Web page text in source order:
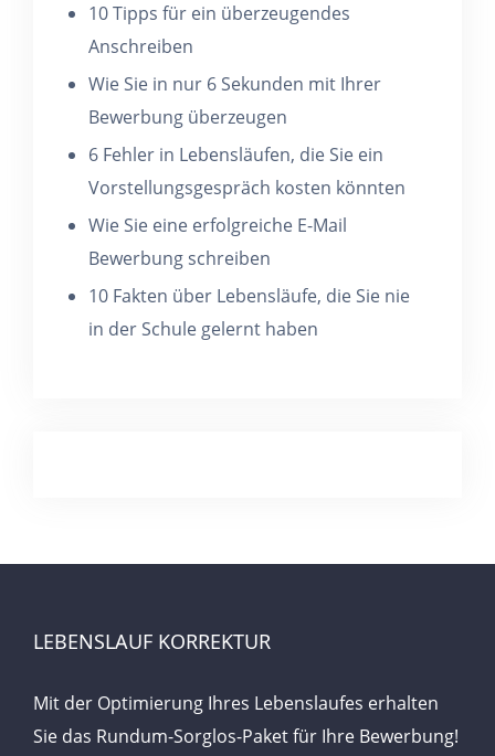
10 Tipps für ein überzeugendes
Anschreiben
Wie Sie in nur 6 Sekunden mit Ihrer
Bewerbung überzeugen
6 Fehler in Lebensläufen, die Sie ein
Vorstellungsgespräch kosten könnten
Wie Sie eine erfolgreiche E-Mail
Bewerbung schreiben
10 Fakten über Lebensläufe, die Sie nie
in der Schule gelernt haben
LEBENSLAUF KORREKTUR
Mit der Optimierung Ihres Lebenslaufes erhalten
Sie das Rundum-Sorglos-Paket für Ihre Bewerbung!